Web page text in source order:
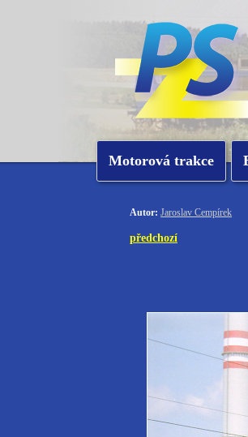
Motorová trakce
Autor: Jaroslav Cempírek
předchozí